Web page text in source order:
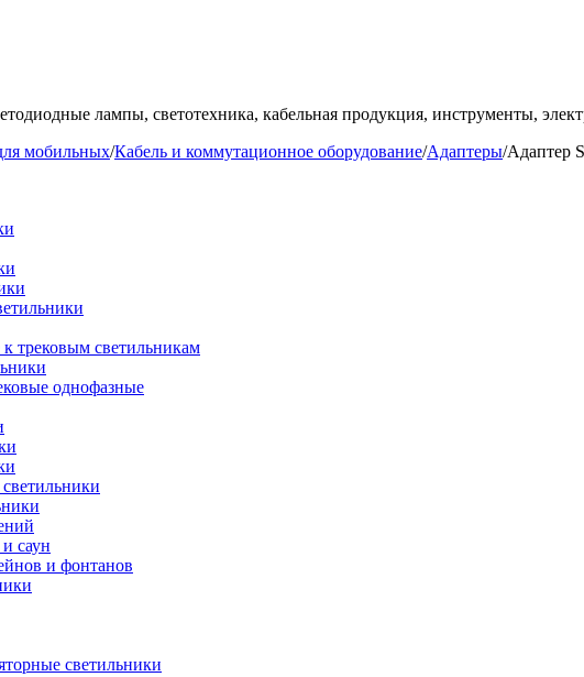
лампы, светотехника, кабельная продукция, инструменты,
мобильных/Кабель и коммутационное оборудование/Адаптеры/Адаптер
трековым светильникам
однофазные
саун
и фонтанов
светильники